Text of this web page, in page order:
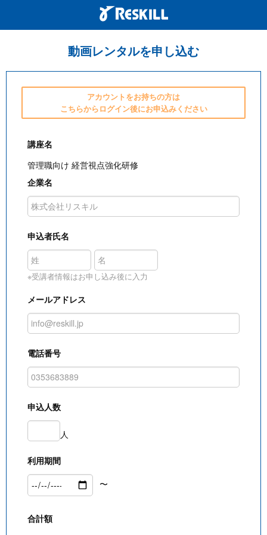
動画レンタルを申し込む
アカウントをお持ちの方は
こちらからログイン後にお申込みください
講座名
管理職向け 経営視点強化研修
企業名
申込者氏名
※受講者情報はお申し込み後に入力
メールアドレス
電話番号
申込人数
人
利用期間
〜
合計額